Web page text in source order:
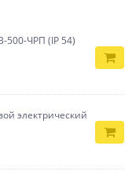
500-ЧРП (IP 54)
электрический